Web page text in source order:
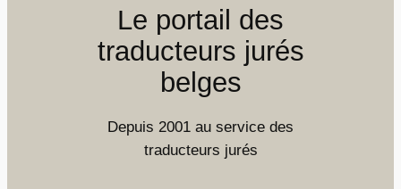
Le portail des
traducteurs jurés
belges
Depuis 2001 au service des
traducteurs jurés